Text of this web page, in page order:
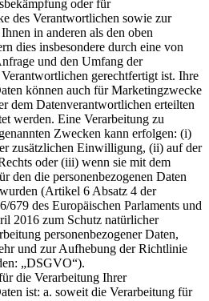
oder für
des Verantwortlichen sowie zur
in anderen als den oben
dies insbesondere durch eine von
und den Umfang der
gerechtfertigt ist. Ihre
können auch für Marketingzwecke
dem Datenverantwortlichen erteilten
werden. Eine Verarbeitung zu
Zwecken kann erfolgen: (i)
zusätzlichen Einwilligung, (ii) auf der
oder (iii) wenn sie mit dem
den die personenbezogenen Daten
(Artikel 6 Absatz 4 der
679 des Europäischen Parlaments und
2016 zum Schutz natürlicher
personenbezogener Daten,
und zur Aufhebung der Richtlinie
„DSGVO“).
die Verarbeitung Ihrer
ist: a. soweit die Verarbeitung für